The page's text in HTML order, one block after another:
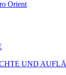
UND